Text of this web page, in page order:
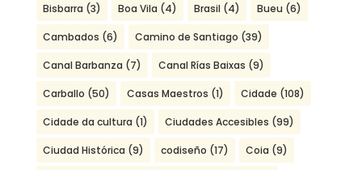
Bisbarra (3) Boa Vila (4) Brasil (4) Bueu (6)
Cambados (6) Camino de Santiago (39)
Canal Barbanza (7) Canal Rías Baixas (9)
Carballo (50) Casas Maestros (1) Cidade (108)
Cidade da cultura (1) Ciudades Accesibles (99)
Ciudad Histórica (9) codiseño (17) Coia (9)